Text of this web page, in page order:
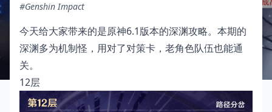
#Genshin Impact
今天给大家带来的是原神6.1版本的深渊攻略。本期的
深渊多为机制怪，用对了对策卡，老角色队伍也能通
关。
12层